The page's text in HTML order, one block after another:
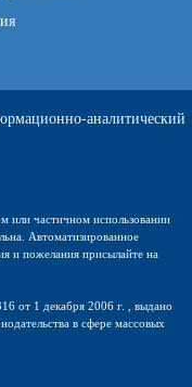
аналитический
или частичном использовании
Автоматизированное
и пожелания присылайте на
от 1 декабря 2006 г. , выдано
в сфере массовых